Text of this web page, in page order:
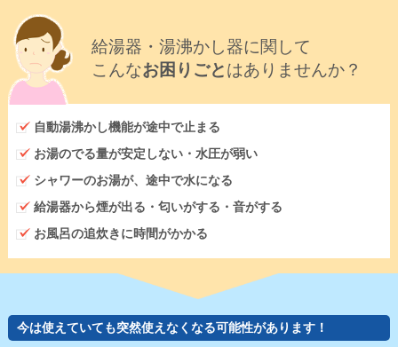
給湯器・湯沸かし器に関して
こんなお困りごとはありませんか？
自動湯沸かし機能が途中で止まる
お湯のでる量が安定しない・水圧が弱い
シャワーのお湯が、途中で水になる
給湯器から煙が出る・匂いがする・音がする
お風呂の追炊きに時間がかかる
今は使えていても突然使えなくなる可能性があります！